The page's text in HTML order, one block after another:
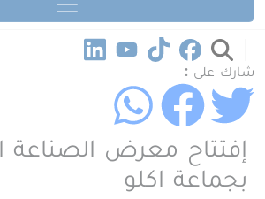
شارك على :
إفتتاح معرض الصناعة
بجماعة اكلو